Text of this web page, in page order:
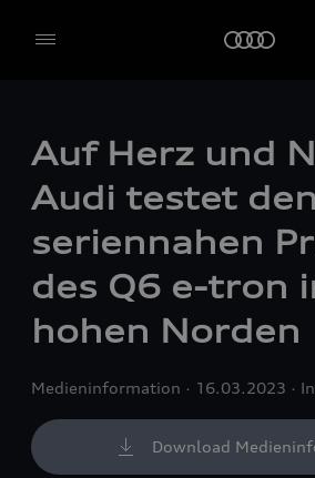
Auf Herz und
Audi testet den
seriennahen
des Q6 e-tron
hohen Norden
Medieninformation 16.03.2023
Download